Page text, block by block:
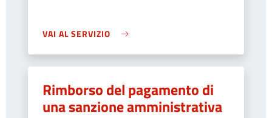
VAI AL SERVIZIO
Rimborso del pagamento di
una sanzione amministrativa